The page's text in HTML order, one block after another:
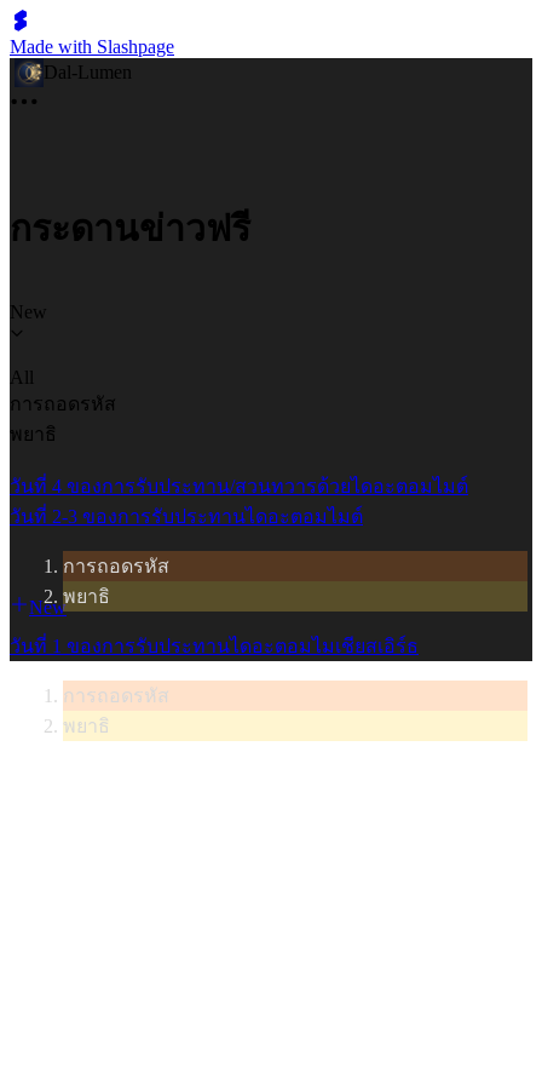
Made with Slashpage
Dal-Lumen
กระดานข่าวฟรี
New
All
การถอดรหัส
พยาธิ
วันที่ 4 ของการรับประทาน/สวนทวารด้วยไดอะตอมไมต์
วันที่ 2-3 ของการรับประทานไดอะตอมไมต์
การถอดรหัส
พยาธิ
วันที่ 1 ของการรับประทานไดอะตอมไมเชียสเอิร์ธ
การถอดรหัส
พยาธิ
New